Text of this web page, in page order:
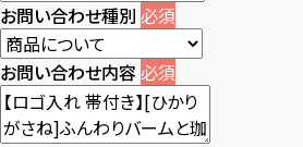
お問い合わせ種別 必須
お問い合わせ内容 必須